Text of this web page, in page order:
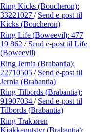
Ring Kicks (Boucheron):
33221027 / Send e-post til
Kicks (Boucheron)
Ring Life (Boweevil): 477
19 862 / Send e-post til Life
(Boweevil)
Ring Jernia (Brabantia):
22710505 / Send e-post til
Jernia (Brabantia)
Ring Tilbords (Brabantia):
91907034 / Send e-post til
Tilbords (Brabantia)
Ring Traktøren
Kjøkkenutstyr (Brabantia):